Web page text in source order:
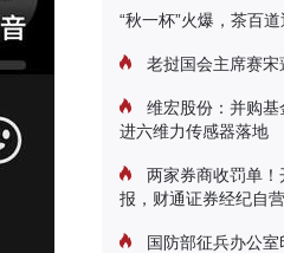
“秋一杯”火爆，茶百
老挝国会主席赛宋
维宏股份：并购
进六维力传感器落地
两家券商收罚单
报，财通证券经纪自
国防部征兵办公